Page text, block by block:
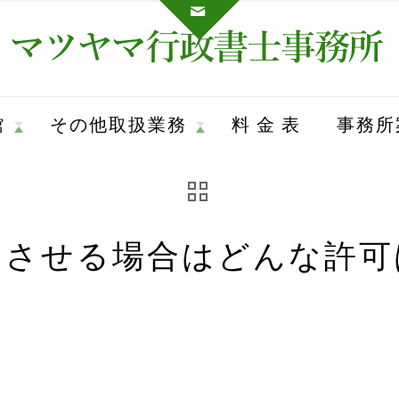
その他取扱業務 料 金 表 事務
せる場合はどんな許